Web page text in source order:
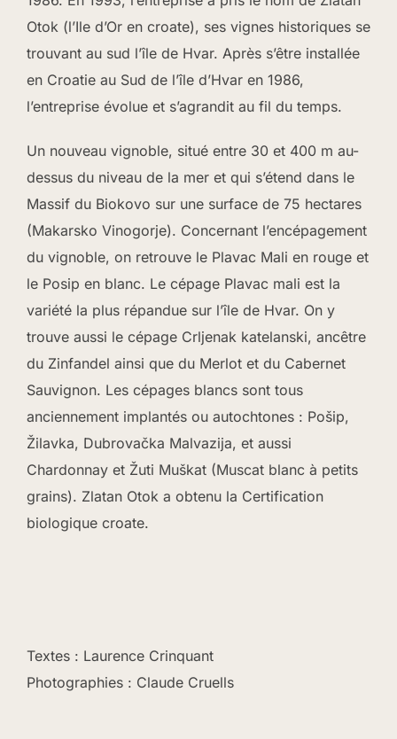
Otok (l’Ile d’Or en croate), ses vignes historiques se
trouvant au sud l’île de Hvar. Après s’être installée
en Croatie au Sud de l’île d’Hvar en 1986,
l’entreprise évolue et s’agrandit au fil du temps.
Un nouveau vignoble, situé entre 30 et 400 m au-
dessus du niveau de la mer et qui s’étend dans le
Massif du Biokovo sur une surface de 75 hectares
(Makarsko Vinogorje). Concernant l’encépagement
du vignoble, on retrouve le Plavac Mali en rouge et
le Posip en blanc. Le cépage Plavac mali est la
variété la plus répandue sur l’île de Hvar. On y
trouve aussi le cépage Crljenak katelanski, ancêtre
du Zinfandel ainsi que du Merlot et du Cabernet
Sauvignon. Les cépages blancs sont tous
anciennement implantés ou autochtones : Pošip,
Žilavka, Dubrovačka Malvazija, et aussi
Chardonnay et Žuti Muškat (Muscat blanc à petits
grains). Zlatan Otok a obtenu la Certification
biologique croate.
Textes : Laurence Crinquant
Photographies : Claude Cruells